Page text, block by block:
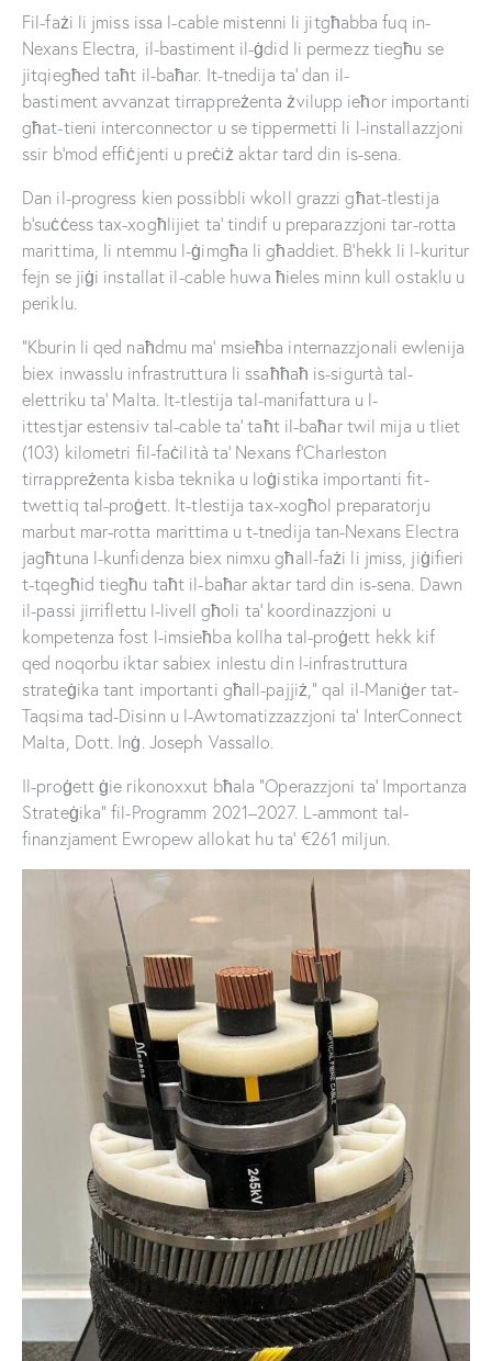
Fil-fażi li jmiss issa l-cable mistenni li jitgħabba fuq in-
Nexans Electra, il-bastiment il-ġdid li permezz tiegħu se
jitqiegħed taħt il-baħar. It-tnedija ta’ dan il-
bastiment avvanzat tirrappreżenta żvilupp ieħor importanti
għat-tieni interconnector u se tippermetti li l-installazzjoni
ssir b’mod effiċjenti u preċiż aktar tard din is-sena.
Dan il-progress kien possibbli wkoll grazzi għat-tlestija
b’suċċess tax-xogħlijiet ta’ tindif u preparazzjoni tar-rotta
marittima, li ntemmu l-ġimgħa li għaddiet. B’hekk li l-kuritur
fejn se jiġi installat il-cable huwa ħieles minn kull ostaklu u
periklu.
“Kburin li qed naħdmu ma’ msieħba internazzjonali ewlenija
biex inwasslu infrastruttura li ssaħħaħ is-sigurtà tal-
elettriku ta’ Malta. It-tlestija tal-manifattura u l-
ittestjar estensiv tal-cable ta’ taħt il-baħar twil mija u tliet
(103) kilometri fil-faċilità ta’ Nexans f’Charleston
tirrappreżenta kisba teknika u loġistika importanti fit-
twettiq tal-proġett. It-tlestija tax-xogħol preparatorju
marbut mar-rotta marittima u t-tnedija tan-Nexans Electra
jagħtuna l-kunfidenza biex nimxu għall-fażi li jmiss, jiġifieri
t-tqegħid tiegħu taħt il-baħar aktar tard din is-sena. Dawn
il-passi jirriflettu l-livell għoli ta’ koordinazzjoni u
kompetenza fost l-imsieħba kollha tal-proġett hekk kif
qed noqorbu iktar sabiex inlestu din l-infrastruttura
strateġika tant importanti għall-pajjiż,” qal il-Maniġer tat-
Taqsima tad-Disinn u l-Awtomatizzazzjoni ta’ InterConnect
Malta, Dott. Inġ. Joseph Vassallo.
Il-proġett ġie rikonoxxut bħala “Operazzjoni ta’ Importanza
Strateġika” fil-Programm 2021–2027. L-ammont tal-
finanzjament Ewropew allokat hu ta’ €261 miljun.